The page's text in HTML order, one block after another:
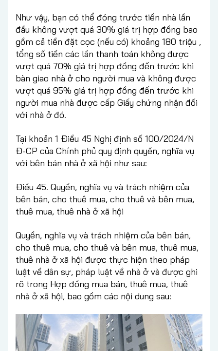
Như vậy, bạn có thể đóng trước tiền nhà lần
đầu không vượt quá 30% giá trị hợp đồng bao
gồm cả tiền đặt cọc (nếu có) khoảng 180 triệu ,
tổng số tiền các lần thanh toán không được
vượt quá 70% giá trị hợp đồng đến trước khi
bàn giao nhà ở cho người mua và không được
vượt quá 95% giá trị hợp đồng đến trước khi
người mua nhà được cấp Giấy chứng nhận đối
với nhà ở đó.
Tại khoản 1 Điều 45 Nghị định số 100/2024/N
Đ-CP của Chính phủ quy định quyền, nghĩa vụ
với bên bán nhà ở xã hội như sau:
Điều 45. Quyền, nghĩa vụ và trách nhiệm của
bên bán, cho thuê mua, cho thuê và bên mua,
thuê mua, thuê nhà ở xã hội
Quyền, nghĩa vụ và trách nhiệm của bên bán,
cho thuê mua, cho thuê và bên mua, thuê mua,
thuê nhà ở xã hội được thực hiện theo pháp
luật về dân sự, pháp luật về nhà ở và được ghi
rõ trong Hợp đồng mua bán, thuê mua, thuê
nhà ở xã hội, bao gồm các nội dung sau: